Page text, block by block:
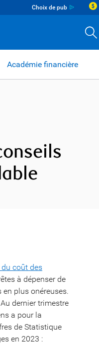
Choix de pub
Académie financière
coût des
à dépenser de
en plus onéreuses.
dernier trimestre
a pour la
de Statistique
en 2023 :